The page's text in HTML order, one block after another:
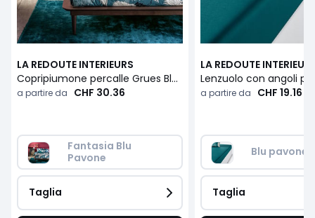
LA REDOUTE INTERIEURS
Copripiumone percalle Grues Bleu
a partire da CHF 30.36
Fantasia Blu
Pavone
Taglia
LA REDOUTE
a partire da CHF 19.16
Blu pavone
Taglia